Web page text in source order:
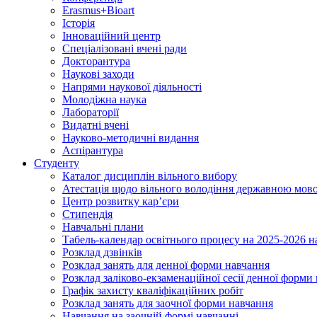
Erasmus+Bioart
Історія
Інноваційний центр
Спеціалізовані вчені ради
Докторантура
Наукові заходи
Напрями наукової діяльності
Молодіжна наука
Лабораторії
Видатні вчені
Науково-методичні видання
Аспірантура
Студенту
Каталог дисциплін вільного вибору
Атестація щодо вільного володіння державною
Центр розвитку кар’єри
Стипендія
Навчальні плани
Табель-календар освітнього процесу на 2025-2026
Розклад дзвінків
Розклад занять для денної форми навчання
Розклад заліково-екзаменаційної сесії денної
Графік захисту кваліфікаційних робіт
Розклад занять для заочної форми навчання